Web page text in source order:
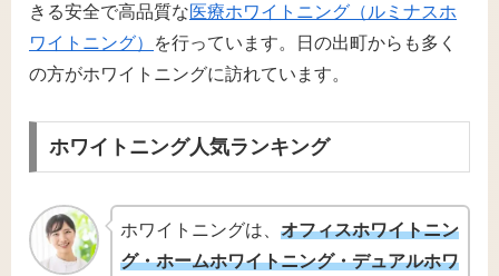
きる安全で高品質な医療ホワイトニング（ルミナスホ
ワイトニング）
を行っています。日の出町からも多く
の方がホワイトニングに訪れています。
ホワイトニング人気ランキング
ホワイトニングは、オフィスホワイトニン
グ・ホームホワイトニング・デュアルホワ